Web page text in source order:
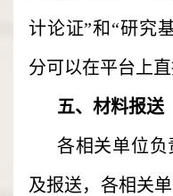
计论证”和“研究
分可以在平台上直
五、材料报送
各相关单位
及报送，各相关